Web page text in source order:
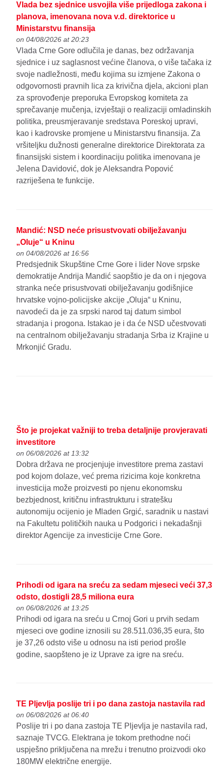
Vlada bez sjednice usvojila više prijedloga zakona i
planova, imenovana nova v.d. direktorice u
Ministarstvu finansija
on 04/08/2026 at 20:23
Vlada Crne Gore odlučila je danas, bez održavanja
sjednice i uz saglasnost većine članova, o više tačaka iz
svoje nadležnosti, među kojima su izmjene Zakona o
odgovornosti pravnih lica za krivična djela, akcioni plan
za sprovođenje preporuka Evropskog komiteta za
sprečavanje mučenja, izvještaji o realizaciji omladinskih
politika, preusmjeravanje sredstava Poreskoj upravi,
kao i kadrovske promjene u Ministarstvu finansija. Za
vršiteljku dužnosti generalne direktorice Direktorata za
finansijski sistem i koordinaciju politika imenovana je
Jelena Davidović, dok je Aleksandra Popović
razriješena te funkcije.
Mandić: NSD neće prisustvovati obilježavanju
„Oluje“ u Kninu
on 04/08/2026 at 16:56
Predsjednik Skupštine Crne Gore i lider Nove srpske
demokratije Andrija Mandić saopštio je da on i njegova
stranka neće prisustvovati obilježavanju godišnjice
hrvatske vojno-policijske akcije „Oluja“ u Kninu,
navodeći da je za srpski narod taj datum simbol
stradanja i progona. Istakao je i da će NSD učestvovati
na centralnom obilježavanju stradanja Srba iz Krajine u
Mrkonjić Gradu.
Što je projekat važniji to treba detaljnije provjeravati
investitore
on 06/08/2026 at 13:32
Dobra država ne procjenjuje investitore prema zastavi
pod kojom dolaze, već prema rizicima koje konkretna
investicija može proizvesti po njenu ekonomsku
bezbjednost, kritičnu infrastrukturu i stratešku
autonomiju ocijenio je Mladen Grgić, saradnik u nastavi
na Fakultetu političkih nauka u Podgorici i nekadašnji
direktor Agencije za investicije Crne Gore.
Prihodi od igara na sreću za sedam mjeseci veći 37,3
odsto, dostigli 28,5 miliona eura
on 06/08/2026 at 13:25
Prihodi od igara na sreću u Crnoj Gori u prvih sedam
mjeseci ove godine iznosili su 28.511.036,35 eura, što
je 37,26 odsto više u odnosu na isti period prošle
godine, saopšteno je iz Uprave za igre na sreću.
TE Pljevlja poslije tri i po dana zastoja nastavila rad
on 06/08/2026 at 06:40
Poslije tri i po dana zastoja TE Pljevlja je nastavila rad,
saznaje TVCG. Elektrana je tokom prethodne noći
uspješno priključena na mrežu i trenutno proizvodi oko
180MW električne energije.